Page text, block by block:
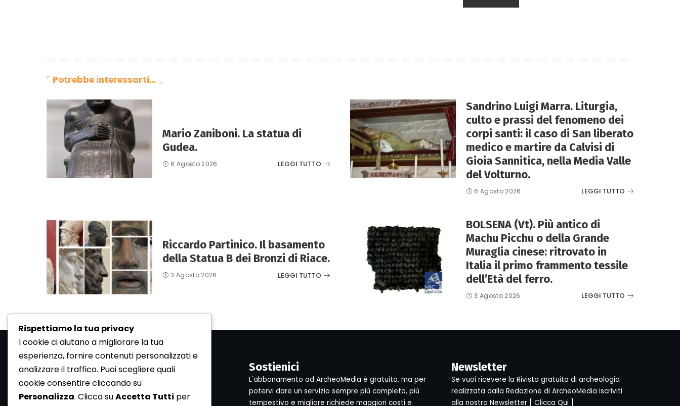
Potrebbe interessarti…
Mario Zaniboni. La statua di
Gudea.
6 Agosto 2026 LEGGI TUTTO
Sandrino Luigi Marra. Liturgia,
culto e prassi del fenomeno dei
corpi santi: il caso di San liberato
medico e martire da Calvisi di
Gioia Sannitica, nella Media Valle
del Volturno.
6 Agosto 2026 LEGGI TUTTO
Riccardo Partinico. Il basamento
della Statua B dei Bronzi di Riace.
3 Agosto 2026 LEGGI TUTTO
BOLSENA (Vt). Più antico di
Machu Picchu o della Grande
Muraglia cinese: ritrovato in
Italia il primo frammento tessile
dell’Età del ferro.
3 Agosto 2026 LEGGI TUTTO
Sostienici
L'abbonamento ad ArcheoMedia è gratuito, ma per
potervi dare un servizio sempre più completo, più
tempestivo e migliore richiede maggiori costi e
Newsletter
Se vuoi ricevere la Rivista gratuita di archeologia
realizzata dalla Redazione di ArcheoMedia iscriviti
alla nostra Newsletter [ Clicca Qui ]
Rispettiamo la tua privacy
I cookie ci aiutano a migliorare la tua
esperienza, fornire contenuti personalizzati e
analizzare il traffico. Puoi scegliere quali
cookie consentire cliccando su
Personalizza. Clicca suAccetta Tutti per